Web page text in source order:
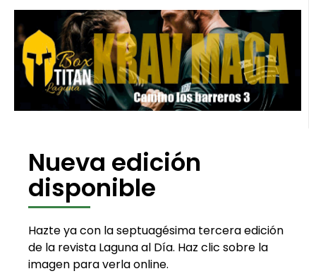
Nueva edición
disponible
Hazte ya con la septuagésima tercera edición
de la revista Laguna al Día. Haz clic sobre la
imagen para verla online.